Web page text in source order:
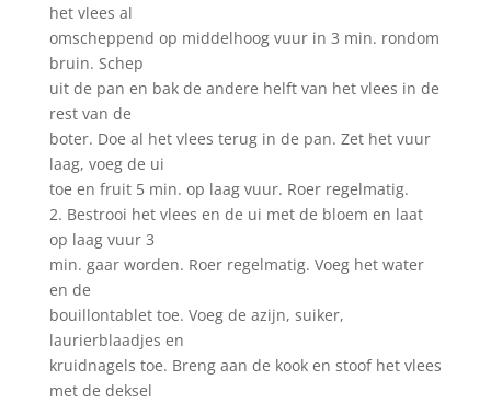
het vlees al
omscheppend op middelhoog vuur in 3 min. rondom
bruin. Schep
uit de pan en bak de andere helft van het vlees in de
rest van de
boter. Doe al het vlees terug in de pan. Zet het vuur
laag, voeg de ui
toe en fruit 5 min. op laag vuur. Roer regelmatig.
2. Bestrooi het vlees en de ui met de bloem en laat
op laag vuur 3
min. gaar worden. Roer regelmatig. Voeg het water
en de
bouillontablet toe. Voeg de azijn, suiker,
laurierblaadjes en
kruidnagels toe. Breng aan de kook en stoof het vlees
met de deksel